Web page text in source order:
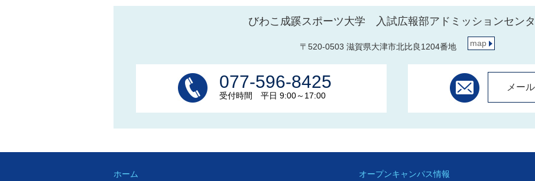
びわこ成蹊スポーツ大学 入試広報部アドミッションセン
〒520-0503 滋賀県大津市北比良1204番地 map
077-596-8425
受付時間 平日 9:00～17:00
メー
ホーム オープンキャンパス情報